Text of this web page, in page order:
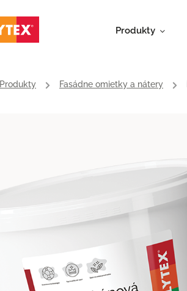
Produkty
Produkty / Fasádne omietky a nátery /